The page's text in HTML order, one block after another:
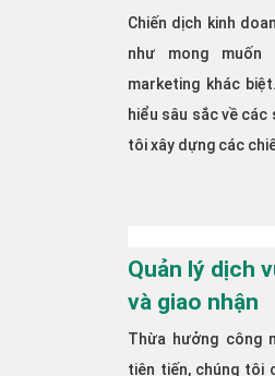
Chiến dịch kinh
như mong
marketing khác
hiểu sâu sắc về
tôi xây dựng các
Quản lý dịch
và giao nhận
Thừa hưởng công
tiên tiến, chúng tôi